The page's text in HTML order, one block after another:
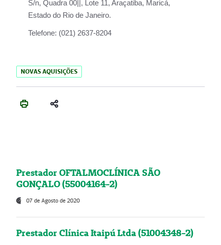
S/n, Quadra 00||, Lote 11, Araçatiba, Maricá,
Estado do Rio de Janeiro.
Telefone: (021) 2637-8204
NOVAS AQUISIÇÕES
Prestador OFTALMOCLÍNICA SÃO
GONÇALO (55004164-2)
07 de Agosto de 2020
Prestador Clínica Itaipú Ltda (51004348-2)